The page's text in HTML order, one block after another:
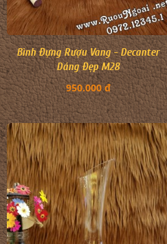
Bình Đựng Rượu Vang - Decanter
Dáng Đẹp M28
950.000 đ